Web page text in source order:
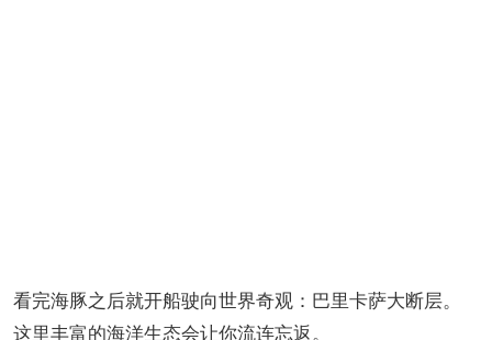
看完海豚之后就开船驶向世界奇观：巴里卡萨大断层。
这里丰富的海洋生态会让你流连忘返。